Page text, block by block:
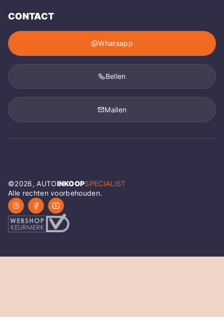
CONTACT
Whatsapp
Bellen
Mailen
©2026, AUTOINKOOPSPECIALIST
Alle rechten voorbehouden.